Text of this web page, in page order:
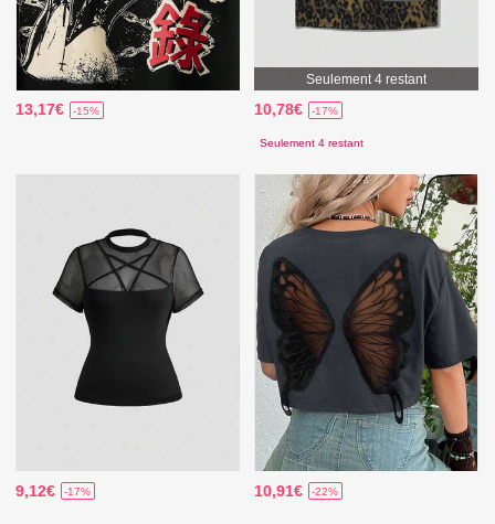
13,17€ -15%
Seulement 4 restant
10,78€ -17%
Seulement 4 restant
9,12€ -17% 10,91€ -22%